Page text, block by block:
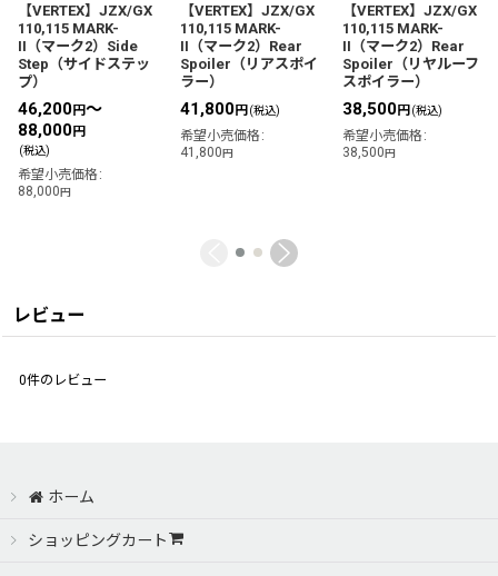
【VERTEX】JZX/GX
110,115 MARK-
II（マーク2）Side
Step（サイドステッ
プ）
46,200円～
88,000円
(税込)
希望小売価格 :
88,000円
【VERTEX】JZX/GX
110,115 MARK-
II（マーク2）Rear
Spoiler（リアスポイ
ラー）
41,800円(税込)
希望小売価格 :
41,800円
【VERTEX】JZX/GX
110,115 MARK-
II（マーク2）Rear
Spoiler（リヤルーフ
スポイラー）
38,500円(税込)
希望小売価格 :
38,500円
レビュー
0件のレビュー
ホーム
ショッピングカート